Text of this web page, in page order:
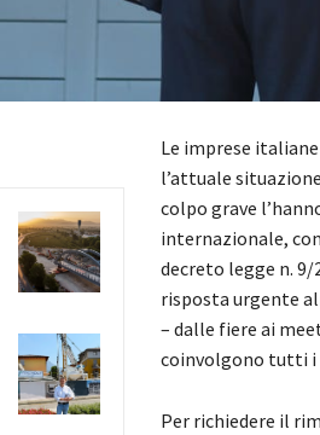
Le imprese
l’attuale
colpo grave
internazionale,
decreto legge n. 9/
risposta urgente
– dalle fiere ai
coinvolgono tutti i
Per richiedere il